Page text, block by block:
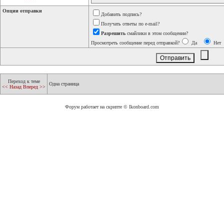
Опции отправки
Добавить подпись?
Получать ответы по e-mail?
Разрешить смайлики в этом сообщении?
Просмотреть сообщение перед отправкой?
Да Нет
Переход к теме
<< Назад Вперед >>
Одна страница
Форум работает на скрипте © Ikonboard.com